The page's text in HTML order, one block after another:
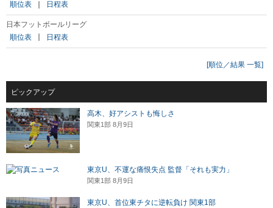
順位表 日程表
日本フットボールリーグ
順位表
日程表
[順位／結果 一覧]
ピックアップ
高木、好アシストも悔しさ
関東1部 8月9日
東京U、不運な痛恨失点 監督「それも実力」
関東1部 8月9日
東京U、首位東チタに逆転負け 関東1部